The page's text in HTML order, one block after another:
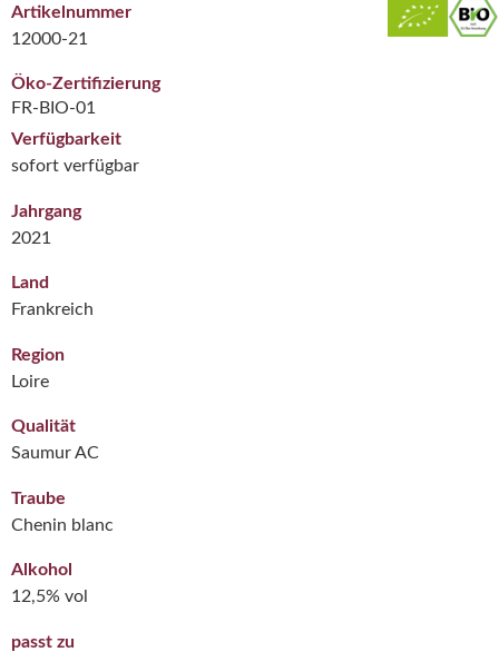
Artikelnummer
12000-21
Öko-Zertifizierung
FR-BIO-01
Verfügbarkeit
sofort verfügbar
Jahrgang
2021
Land
Frankreich
Region
Loire
Qualität
Saumur AC
Traube
Chenin blanc
Alkohol
12,5% vol
passt zu